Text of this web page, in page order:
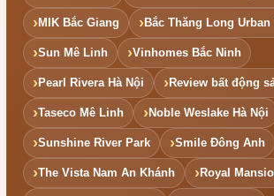
MIK Bắc Giang Bắc Thăng Long Urban
Sun Mê Linh Vinhomes Bắc Ninh
Pearl Rivera Hà Nội Review bất động
Taseco Mê Linh Noble Weslake Hà Nội
Sunshine River Park Smile Đông Anh
The Vista Nam An Khánh Royal